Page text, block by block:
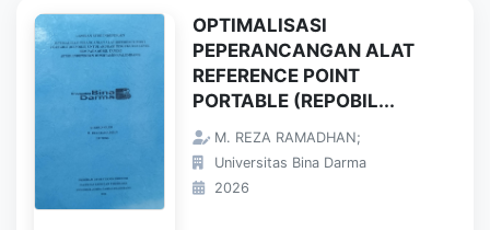
OPTIMALISASI
PEPERANCANGAN ALAT
REFERENCE POINT
PORTABLE (REPOBIL...
M. REZA RAMADHAN;
Universitas Bina Darma
2026